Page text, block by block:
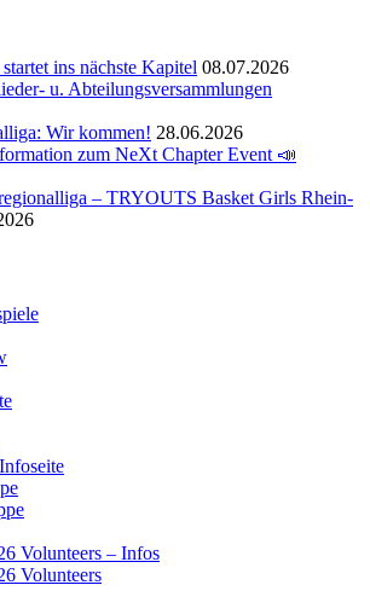
ins nächste Kapitel 08.07.2026
u. Abteilungsversammlungen
Wir kommen! 28.06.2026
zum NeXt Chapter Event 📣
– TRYOUTS Basket Girls Rhein-
Volunteers – Infos
Volunteers